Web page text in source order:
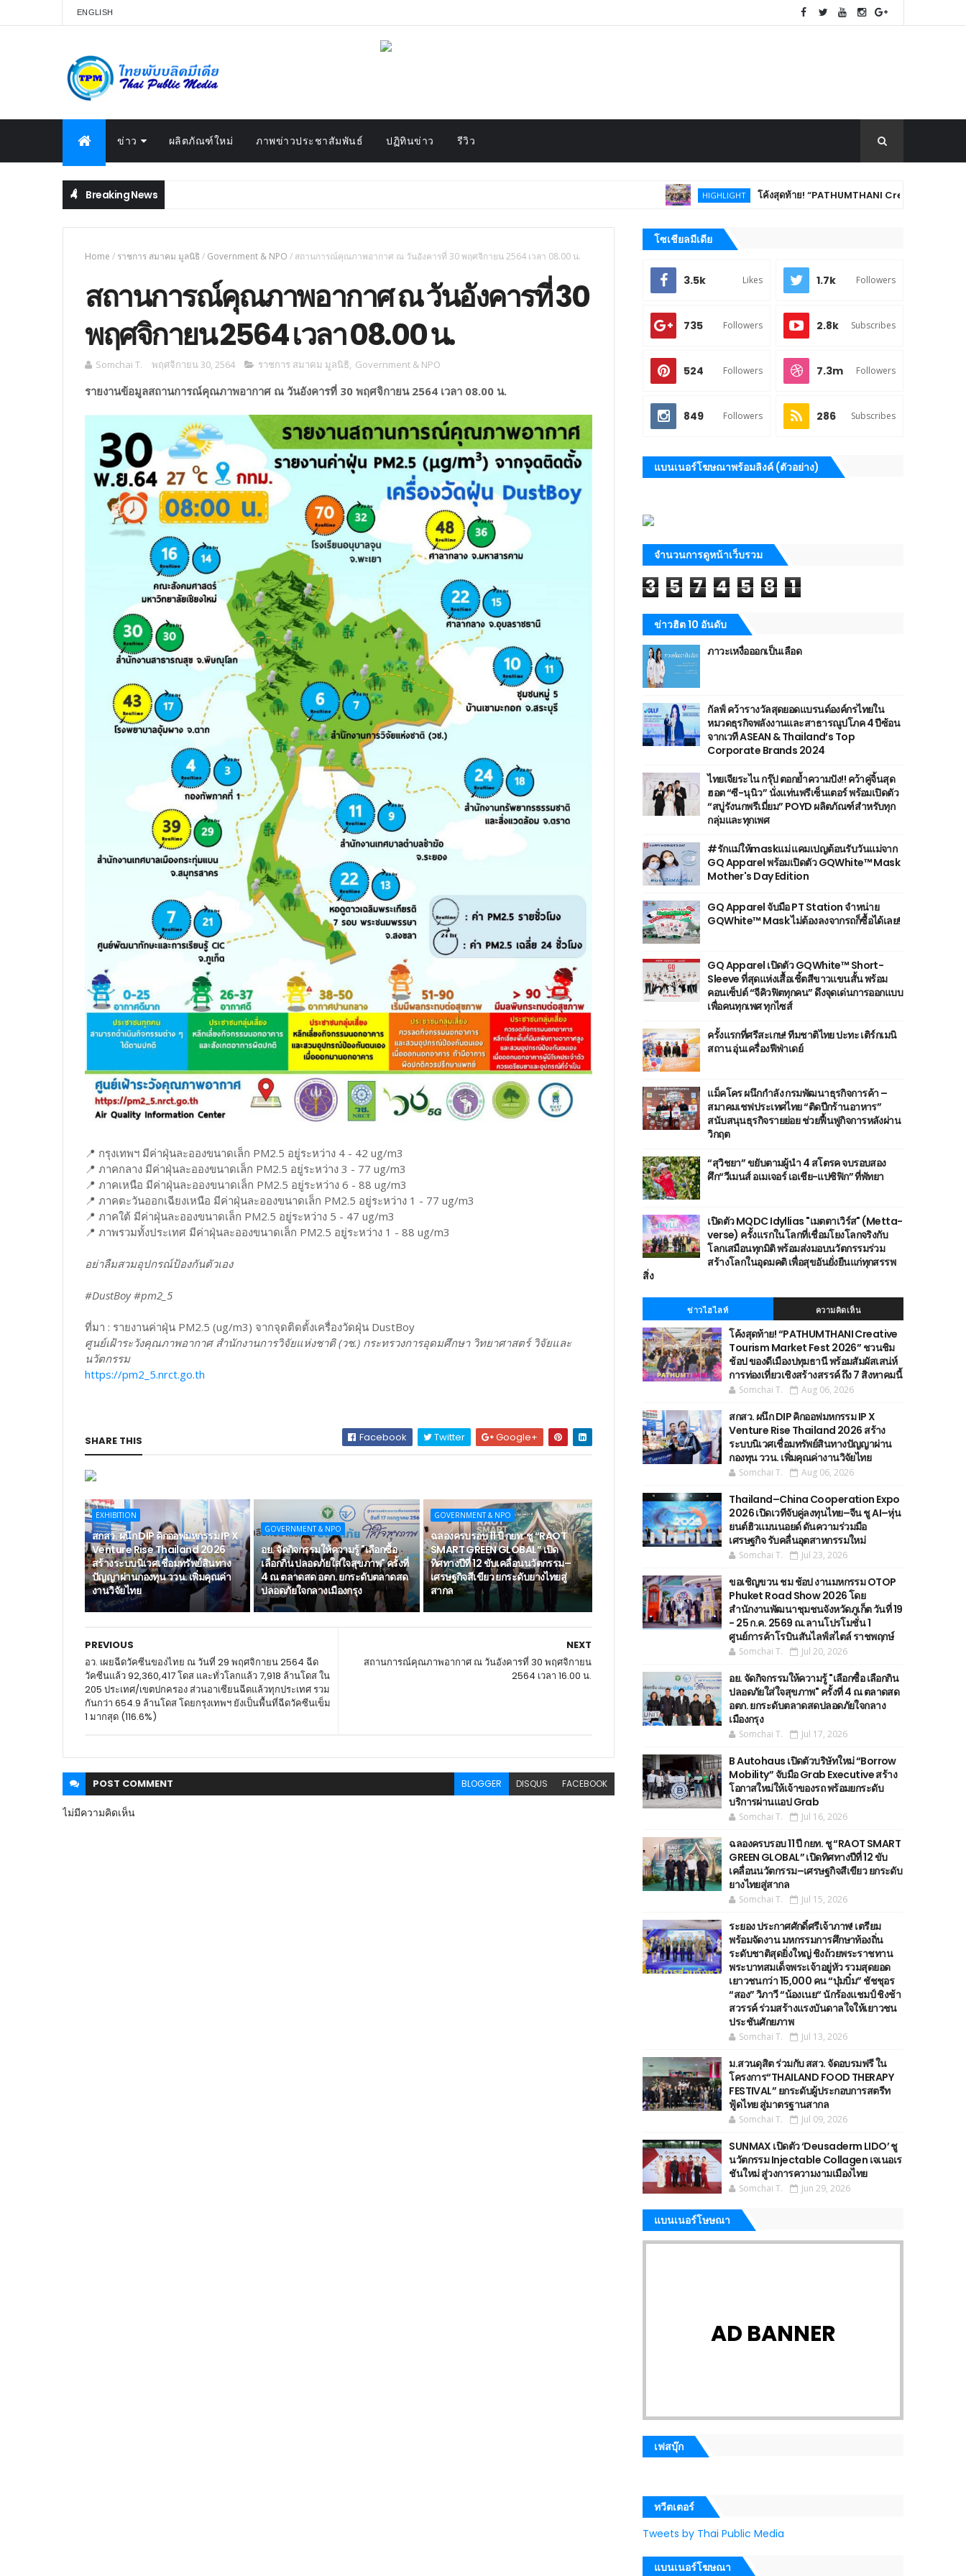
ENGLISH
ข่าว ผลิตภัณฑ์ใหม่ ภาพข่าวประชาสัมพันธ์ ปฏิทินข่าว รีวิว
Breaking News HIGHLIGHT โค้งสุดท้าย! “PATHUMTHANI Creative Tourism Market
Home / ราชการ สมาคม มูลนิธิ / Government & NPO / สถานการณ์คุณภาพอากาศ ณ วันอังคารที่ 30 พฤศจิกายน 2564 เวลา 08.00 น.
สถานการณ์คุณภาพอากาศ ณ วันอังคารที่ 30
พฤศจิกายน 2564 เวลา 08.00 น.
Somchai T. พฤศจิกายน 30, 2564 ราชการ สมาคม มูลนิธิ, Government & NPO
รายงานข้อมูลสถานการณ์คุณภาพอากาศ ณ วันอังคารที่ 30 พฤศจิกายน 2564 เวลา 08.00 น.
📍 กรุงเทพฯ มีค่าฝุ่นละอองขนาดเล็ก PM2.5 อยู่ระหว่าง 4 - 42 ug/m3
📍 ภาคกลาง มีค่าฝุ่นละอองขนาดเล็ก PM2.5 อยู่ระหว่าง 3 - 77 ug/m3
📍 ภาคเหนือ มีค่าฝุ่นละอองขนาดเล็ก PM2.5 อยู่ระหว่าง 6 - 88 ug/m3
📍 ภาคตะวันออกเฉียงเหนือ มีค่าฝุ่นละอองขนาดเล็ก PM2.5 อยู่ระหว่าง 1 - 77 ug/m3
📍 ภาคใต้ มีค่าฝุ่นละอองขนาดเล็ก PM2.5 อยู่ระหว่าง 5 - 47 ug/m3
📍 ภาพรวมทั้งประเทศ มีค่าฝุ่นละอองขนาดเล็ก PM2.5 อยู่ระหว่าง 1 - 88 ug/m3
อย่าลืมสวมอุปกรณ์ป้องกันตัวเอง
#DustBoy #pm2_5
ที่มา : รายงานค่าฝุ่น PM2.5 (ug/m3) จากจุดติดตั้งเครื่องวัดฝุ่น DustBoy
ศูนย์เฝ้าระวังคุณภาพอากาศ สำนักงานการวิจัยแห่งชาติ (วช.) กระทรวงการอุดมศึกษา วิทยาศาสตร์ วิจัยและ
นวัตกรรม
https://pm2_5.nrct.go.th
SHARE THIS Facebook Twitter Google+
EXHIBITION
สกสว. ผนึก DIP คิกออฟมหกรรม IP X
Venture Rise Thailand 2026
สร้างระบบนิเวศเชื่อมทรัพย์สินทาง
ปัญญาผ่านกองทุน ววน. เพิ่มคุณค่า
งานวิจัยไทย
GOVERNMENT & NPO
อย. จัดกิจกรรมให้ความรู้ "เลือกซื้อ
เลือกกิน ปลอดภัยใส่ใจสุขภาพ" ครั้งที่
4 ณ ตลาดสด อตก. ยกระดับตลาดสด
ปลอดภัยใจกลางเมืองกรุง
GOVERNMENT & NPO
ฉลองครบรอบ 11 ปี กยท. ชู “RAOT
SMART GREEN GLOBAL” เปิด
ทิศทางปีที่ 12 ขับเคลื่อนนวัตกรรม–
เศรษฐกิจสีเขียว ยกระดับยางไทยสู่
สากล
NEXT
สถานการณ์คุณภาพอากาศ ณ วันอังคารที่ 30 พฤศจิกายน
2564 เวลา 16.00 น.
PREVIOUS
อว. เผยฉีดวัคซีนของไทย ณ วันที่ 29 พฤศจิกายน 2564 ฉีด
วัคซีนแล้ว 92,360,417 โดส และทั่วโลกแล้ว 7,918 ล้านโดส ใน
205 ประเทศ/เขตปกครอง ส่วนอาเซียนฉีดแล้วทุกประเทศ รวม
กันกว่า 654.9 ล้านโดส โดยกรุงเทพฯ ยังเป็นพื้นที่ฉีดวัคซีนเข็ม
1 มากสุด (116.6%)
POST COMMENT BLOGGER DISQUS FACEBOOK
ไม่มีความคิดเห็น
โซเชียลมีเดีย
3.5k Likes 1.7k Followers
735 Followers 2.8k Subscribes
524 Followers 7.3m Followers
849 Followers 286 Subscribes
แบนเนอร์โฆษณาพร้อมลิงค์ (ตัวอย่าง)
จำนวนการดูหน้าเว็บรวม
3 5 7 4 5 8 1
ข่าวฮิต 10 อันดับ
ภาวะเหงื่อออกเป็นเลือด
กัลฟ์ คว้ารางวัลสุดยอดแบรนด์องค์กรไทยใน
หมวดธุรกิจพลังงานและสาธารณูปโภค 4 ปีซ้อน
จากเวที ASEAN & Thailand’s Top
Corporate Brands 2024
ไทยเจียระไน กรุ๊ป ตอกย้ำความปัง!! คว้าคู่จิ้นสุด
ฮอต “ซี-นุนิว” นั่งแท่นพรีเซ็นเตอร์ พร้อมเปิดตัว
“สบู่รังนกพรีเมี่ยม” POYD ผลิตภัณฑ์สำหรับทุก
กลุ่มและทุกเพศ
#รักแม่ให้maskแม่ แคมเปญต้อนรับวันแม่จาก
GQ Apparel พร้อมเปิดตัว GQWhite™ Mask
Mother's Day Edition
GQ Apparel จับมือ PT Station จำหน่าย
GQWhite™ Mask ไม่ต้องลงจากรถก็ซื้อได้เลย!
GQ Apparel เปิดตัว GQWhite™ Short-
Sleeve ที่สุดแห่งเสื้อเชิ้ตสีขาวแขนสั้น พร้อม
คอนเซ็ปต์ “จีคิวฟิตทุกคน” ดึงจุดเด่นการออกแบบ
เพื่อคนทุกเพศ ทุกไซส์
ครั้งแรกที่ศรีสะเกษ! ทีมชาติไทย ปะทะ เติร์กเมนิ
สถาน อุ่นเครื่องฟีฟ่าเดย์
แม็คโคร ผนึกกำลัง กรมพัฒนาธุรกิจการค้า –
สมาคมเชฟประเทศไทย “ติดปีกร้านอาหาร”
สนับสนุนธุรกิจรายย่อย ช่วยฟื้นฟูกิจการหลังผ่าน
วิกฤต
“สุวิชยา” ขยับตามผู้นำ 4 สโตรค จบรอบสอง
ศึก“วีเมนส์ อเมเจอร์ เอเชีย-แปซิฟิก” ที่พัทยา
เปิดตัว MQDC Idyllias "เมตตาเวิร์ส" (Metta-
verse) ครั้งแรกในโลกที่เชื่อมโยงโลกจริงกับ
โลกเสมือนทุกมิติ พร้อมส่งมอบนวัตกรรมร่วม
สร้างโลกในอุดมคติ เพื่อสุขอันยั่งยืนแก่ทุกสรรพ
สิ่ง
ข่าวไฮไลท์ ความคิดเห็น
โค้งสุดท้าย! “PATHUMTHANI Creative
Tourism Market Fest 2026” ชวนชิม
ช้อป ของดีเมืองปทุมธานี พร้อมสัมผัสเสน่ห์
การท่องเที่ยวเชิงสร้างสรรค์ ถึง 7 สิงหาคมนี้
Somchai T. Aug 06, 2026
สกสว. ผนึก DIP คิกออฟมหกรรม IP X
Venture Rise Thailand 2026 สร้าง
ระบบนิเวศเชื่อมทรัพย์สินทางปัญญาผ่าน
กองทุน ววน. เพิ่มคุณค่างานวิจัยไทย
Somchai T. Aug 06, 2026
Thailand–China Cooperation Expo
2026 เปิดเวทีจับคู่ลงทุนไทย–จีน ชู AI–หุ่น
ยนต์ฮิวแมนนอยด์ ดันความร่วมมือ
เศรษฐกิจ รับคลื่นอุตสาหกรรมใหม่
Somchai T. Jul 23, 2026
ขอเชิญขวน ชม ช้อป งานมหกรรม OTOP
Phuket Road Show 2026 โดย
สำนักงานพัฒนาชุมชนจังหวัดภูเก็ต วันที่ 19
- 25 ก.ค. 2569 ณ.ลานโปรโมชั่น 1
ศูนย์การค้าโรบินสันไลฟ์สไตล์ ราชพฤกษ์
Somchai T. Jul 20, 2026
อย. จัดกิจกรรมให้ความรู้ "เลือกซื้อ เลือกกิน
ปลอดภัยใส่ใจสุขภาพ" ครั้งที่ 4 ณ ตลาดสด
อตก. ยกระดับตลาดสดปลอดภัยใจกลาง
เมืองกรุง
Somchai T. Jul 17, 2026
B Autohaus เปิดตัวบริษัทใหม่ “Borrow
Mobility” จับมือ Grab Executive สร้าง
โอกาสใหม่ให้เจ้าของรถ พร้อมยกระดับ
บริการผ่านแอป Grab
Somchai T. Jul 16, 2026
ฉลองครบรอบ 11 ปี กยท. ชู “RAOT SMART
GREEN GLOBAL” เปิดทิศทางปีที่ 12 ขับ
เคลื่อนนวัตกรรม–เศรษฐกิจสีเขียว ยกระดับ
ยางไทยสู่สากล
Somchai T. Jul 15, 2026
ระยอง ประกาศศักดิ์ศรีเจ้าภาพ! เตรียม
พร้อมจัดงาน มหกรรมการศึกษาท้องถิ่น
ระดับชาติสุดยิ่งใหญ่ ชิงถ้วยพระราชทาน
พระบาทสมเด็จพระเจ้าอยู่หัว รวมสุดยอด
เยาวชนกว่า 15,000 คน “บุ๋มบิ๋ม” ชัชชุอร
“สอง” วิภาวี “น้องเนย“ นักร้องแชมป์ ชิงช้า
สวรรค์ ร่วมสร้างแรงบันดาลใจให้เยาวชน
ประชันศักยภาพ
Somchai T. Jul 13, 2026
ม.สวนดุสิต ร่วมกับ สสว. จัดอบรมฟรี ใน
โครงการ“THAILAND FOOD THERAPY
FESTIVAL” ยกระดับผู้ประกอบการสตรีท
ฟู้ดไทย สู่มาตรฐานสากล
Somchai T. Jul 09, 2026
SUNMAX เปิดตัว ‘Deusaderm LIDO’ ชู
นวัตกรรม Injectable Collagen เจเนอเร
ชันใหม่ สู่วงการความงามเมืองไทย
Somchai T. Jun 29, 2026
แบนเนอร์โษษณา
AD BANNER
เฟสบุ๊ก
ทวีตเตอร์
Tweets by Thai Public Media
แบนเนอร์โฆษณา